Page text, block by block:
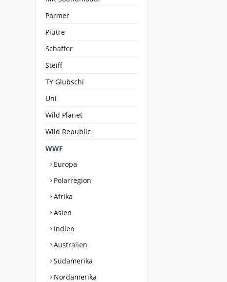
Parmer
Piutre
Schaffer
Steiff
TY Glubschi
Uni
Wild Planet
Wild Republic
WWF
Europa
Polarregion
Afrika
Asien
Indien
Australien
Südamerika
Nordamerika